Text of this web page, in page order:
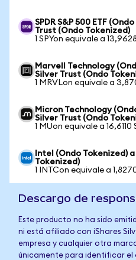
SPDR S&P 500 ETF
Trust (Ondo Tokenized)
1 SPYon equivale a
Marvell Technology
Silver Trust (Ondo
1 MRVLon equivale a
Micron Technology
Silver Trust (Ondo
1 MUon equivale a 16,6110
Intel (Ondo Tokenized)
Tokenized)
1 INTCon equivale a
Descargo de
Este producto no ha sido
ni está afiliado con iShares
empresa y cualquier otra
únicamente para identificar